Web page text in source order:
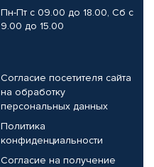
Пн-Пт с 09.00 до 18.00, Сб с
9.00 до 15.00
Согласие посетителя сайта
на обработку
персональных данных
Политика
конфиденциальности
Согласие на получение